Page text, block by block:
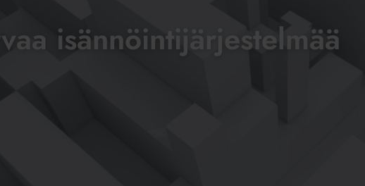
isännöintijärjestelmää